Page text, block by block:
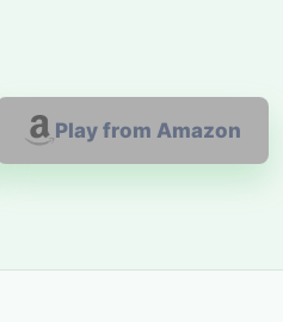
Play from Amazon